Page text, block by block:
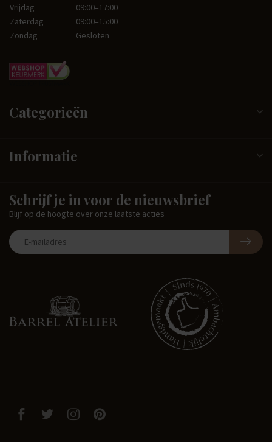
Vrijdag
09:00–17:00
Zaterdag
09:00–15:00
Zondag
Gesloten
Categorieën
Informatie
Schrijf je in voor de nieuwsbrief
Blijf op de hoogte over onze laatste acties